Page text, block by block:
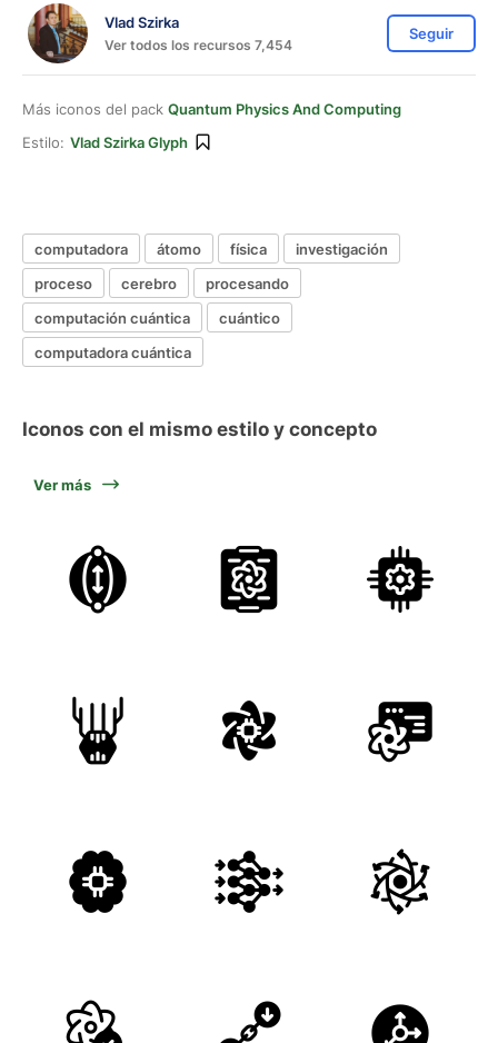
Vlad Szirka
Ver todos los recursos 7,454
Seguir
Más iconos del pack Quantum Physics And Computing
Estilo: Vlad Szirka Glyph
computadora átomo física
investigación
proceso
cerebro
procesando
computación cuántica
cuántico
computadora cuántica
Iconos con el mismo estilo y concepto
Ver más